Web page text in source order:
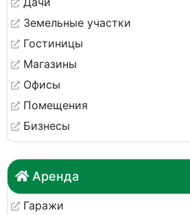
Земельные участки
Гостиницы
Магазины
Офисы
Помещения
Бизнесы
Аренда
Гаражи